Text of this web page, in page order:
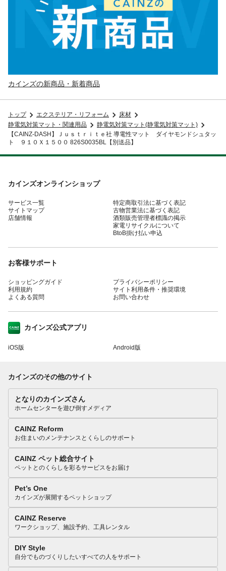
カインズの新商品・新着商品
トップ エクステリア・リフォーム
床材
静電気対策マット・関連用品
静電気対策マット(静電気対策マット)
【CAINZ-DASH】Ｊｕｓｔｒｉｔｅ社 導電性マット ダイヤモンドシュタッ
ト ９１０Ｘ１５００ 826S0035BL【別送品】
カインズオンラインショップ
サービス一覧
サイトマップ
店舗情報
特定商取引法に基づく表記
古物営業法に基づく表記
酒類販売管理者標識の掲示
家電リサイクルについて
BtoB掛け払い申込
お客様サポート
ショッピングガイド
利用規約
よくある質問
プライバシーポリシー
サイト利用条件・推奨環境
お問い合わせ
カインズ公式アプリ
iOS版 Android版
カインズのその他のサイト
となりのカインズさん
ホームセンターを遊び倒すメディア
CAINZ Reform
お住まいのメンテナンスとくらしのサポート
CAINZ ペット総合サイト
ペットとのくらしを彩るサービスをお届け
Pet’s One
カインズが展開するペットショップ
CAINZ Reserve
ワークショップ、施設予約、工具レンタル
DIY Style
自分でものづくりしたいすべての人をサポート